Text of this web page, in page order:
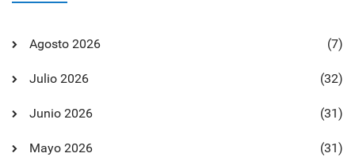
Agosto 2026 (7)
Julio 2026 (32)
Junio 2026 (31)
Mayo 2026 (31)